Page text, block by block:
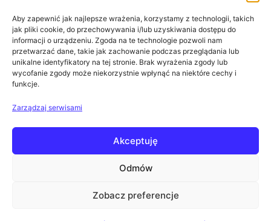
Aby zapewnić jak najlepsze wrażenia, korzystamy z technologii, takich
jak pliki cookie, do przechowywania i/lub uzyskiwania dostępu do
informacji o urządzeniu. Zgoda na te technologie pozwoli nam
przetwarzać dane, takie jak zachowanie podczas przeglądania lub
unikalne identyfikatory na tej stronie. Brak wyrażenia zgody lub
wycofanie zgody może niekorzystnie wpłynąć na niektóre cechy i
funkcje.
Zarządzaj serwisami
Akceptuję
Odmów
Zobacz preferencje
Formy płatności
Czas realizacji i koszty dostawy
INFORMACJE
Regulaminy